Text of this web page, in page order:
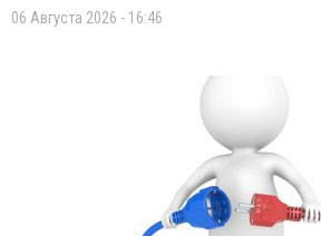
06 Августа 2026 - 16:46